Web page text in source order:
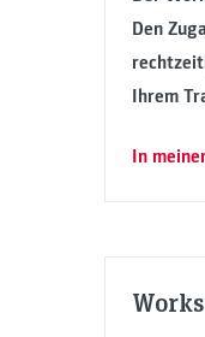
Den
Ihrem
In